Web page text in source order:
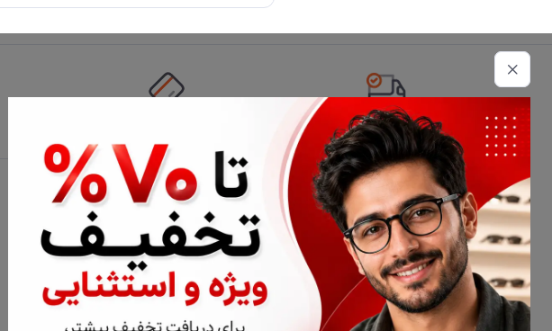
تحویل اکسپرس
اطلاعات تماس
02177116909
info@civiliha.com
ارسال فوری در تهران + ارسال به سراسر کشور
دسترسی سریع
حساب کاربری
مجله فروشگاه
لیست محصولات